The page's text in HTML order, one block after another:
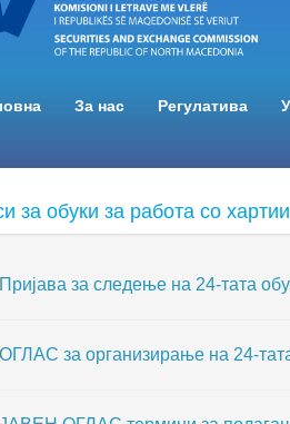
За нас Регулатива
за обуки за работа со
Пријава за следење на 24-тата
ОГЛАС за организирање на 24-